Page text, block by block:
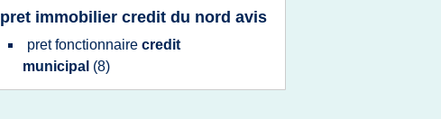
pret immobilier credit du nord avis
pret fonctionnaire credit
municipal (8)